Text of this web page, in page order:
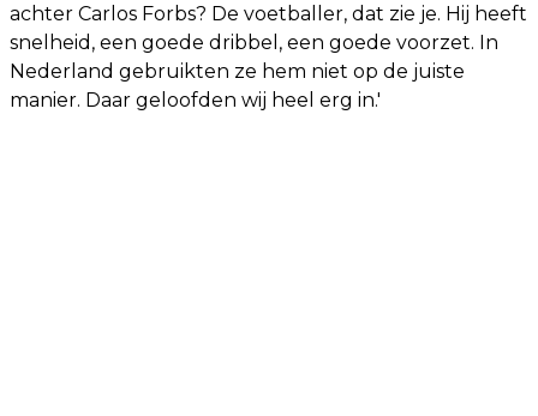
achter Carlos Forbs? De voetballer, dat zie je. Hij heeft
snelheid, een goede dribbel, een goede voorzet. In
Nederland gebruikten ze hem niet op de juiste
manier. Daar geloofden wij heel erg in.'